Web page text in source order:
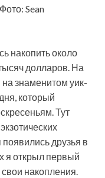
Sean
накопить около
долларов. На
на знаменитом уик-
который
Тут
друзья в
я открыл первый
свои накопления.